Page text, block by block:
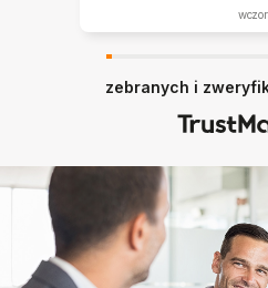
zebranych i